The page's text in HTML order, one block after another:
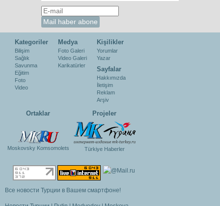
Kategoriler
Bilişim
Sağlık
Savunma
Eğitim
Foto
Video
Medya
Foto Galeri
Video Galeri
Karikatürler
Kişilikler
Yorumlar
Yazar
Sayfalar
Hakkımızda
İletişim
Reklam
Arşiv
Ortaklar
Moskovsky Komsomolets
Projeler
Türkiye Haberler
Все новости Турции в Вашем смартфоне!